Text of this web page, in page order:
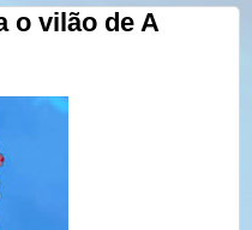
o vilão de A